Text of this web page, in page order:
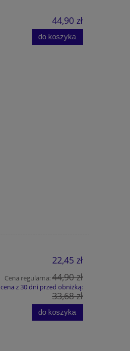
44,90 zł
do koszyka
22,45 zł
Cena regularna:44,90 zł
z 30 dni przed obniżką:
33,68 zł
do koszyka